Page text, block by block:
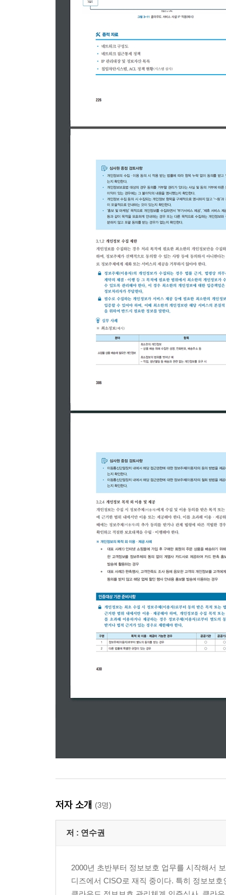
2.4.1 보호구역 지정
2.4.3 정보시스템 보호
2.4.4 보호설비 운영
2.4.5 보호구역 내 작업
2.4.6 반출입 기기 통제
__나. 사례 연구
__가. 인증 분야 및 항목 설명
2.5.1 사용자 계정관리
2.5.3 사용자 인증
2.5.4 비밀번호 관리
2.5.5 특수 계정 및 권한 관리
2.5.6 접근권한 검토
__나. 사례 연구
2.6 접근통제
__가. 인증 분야 및 항목 설명
2.6.1 네트워크 접근
2.6.2 정보시스템 접근
2.6.3 응용프로그램 접근
2.6.4 데이터베이스 접근
2.6.5 무선 네트워크 접근
2.6.6 원격접근통제
2.6.7 인터넷 접속 통제
2.7.1 암호정책 적용
__나. 사례 연구
2.8.1 보안 요구사항 정의
2.8.2 보안 요구사항 검토 및 시험
2.8.3 시험과 운영 환경 분리
2.8.4 시험 데이터 보안
2.8.5 소스 프로그램 관리
2.8.6 운영환경 이관
__나. 사례 연구
2.9 시스템 및 서비스 운영관리
__가. 인증 분야 및 항목 설명
2.9.2 성능 및 장애관리
2.9.3 백업 및 복구관리
2.9.4 로그 및 접속기록 관리
2.9.5 로그 및 접속기록 점검
2.9.6 시간 동기화
2.9.7 정보자산의 재사용 및 폐기
2.10 시스템 및 서비스 보안관리
2.10.1 보안 시스템 운영
2.10.7 보조저장매체 관리
2.10.9 악성코드 통제
2.11 사고 예방 및 대응
2.11.2 취약점 점검 및 조치
2.11.3 이상행위 분석 및 모니터링
저자 소개 (3명)
저 : 연수권
2000년 초반부터 정보보호 업무를 시작해서
디즈에서 CISO로 재직 중이다. 특히 정보보